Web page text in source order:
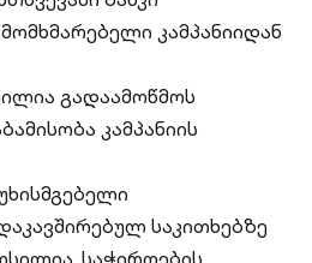
კამპანიიდან
გადაამოწმოს
კამპანიის
საკითხებზე